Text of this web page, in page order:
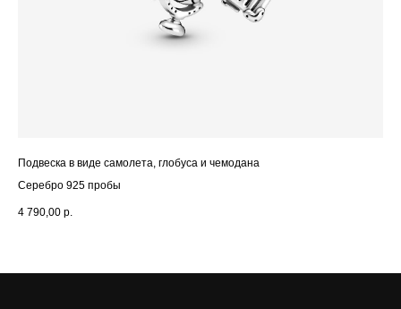
Подвеска в виде самолета, глобуса и чемодана
Серебро 925 пробы
4 790,00 р.